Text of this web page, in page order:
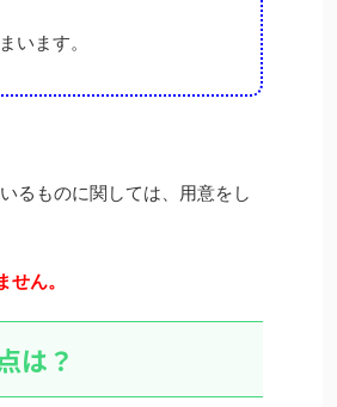
います。
るものに関しては、用意をし
ん。
は？